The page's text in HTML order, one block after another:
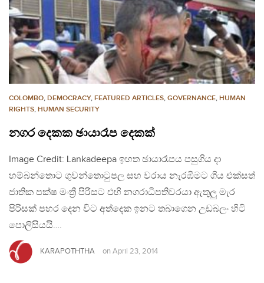
COLOMBO, DEMOCRACY, FEATURED ARTICLES, GOVERNANCE, HUMAN
RIGHTS, HUMAN SECURITY
නගර දෙකක ඡායාරෑප දෙකක්
Image Credit: Lankadeepa ඉහත ඡායාරෑපය පසුගිය දා
හම්බන්තොට ගුවන්තොටුපල සහ වරාය නැරඹීමට ගිය එක්සත්
ජාතික පක්ෂ මංත්‍රී පිරිසට එහි නගරාධිපතිවරයා ඇතුලු මැර
පිරිසක් පහර දෙන විට අත්දෙක ඉනට තබාගෙන උඩබලං හිටි
පොලිසියයි….
KARAPOTHTHA on April 23, 2014